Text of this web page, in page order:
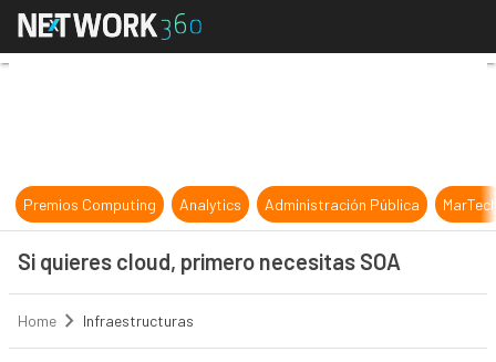
Si quieres cloud, primero necesitas
Premios Computing Analytics Administración Pública
Si quieres cloud, primero necesitas SOA
Home Infraestructuras